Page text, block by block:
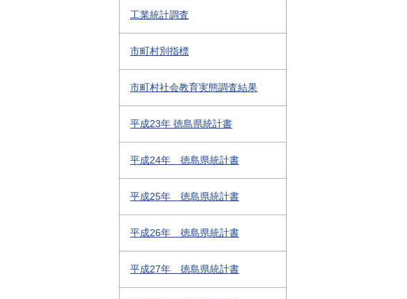
工業統計調査
市町村別指標
市町村社会教育実態調査結果
平成23年 徳島県統計書
平成24年 徳島県統計書
平成25年 徳島県統計書
平成26年 徳島県統計書
平成27年 徳島県統計書